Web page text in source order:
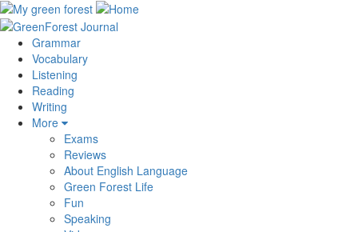
Grammar
Vocabulary
Listening
Reading
Writing
More
Exams
Reviews
About English Language
Green Forest Life
Fun
Speaking